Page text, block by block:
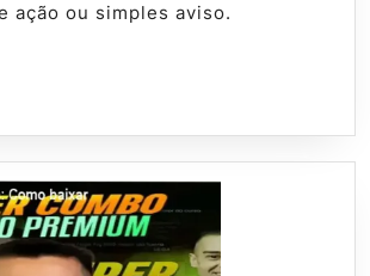
ação ou simples aviso.